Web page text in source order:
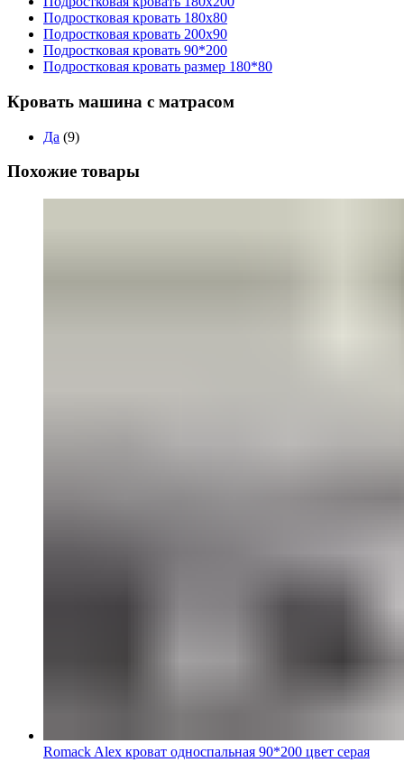
Подростковая кровать 180x80
Подростковая кровать 200x90
Подростковая кровать 90*200
Подростковая кровать размер 180*80
Кровать машина с матрасом
Да (9)
Похожие товары
Romack Alex кроват односпальная 90*200 цвет серая